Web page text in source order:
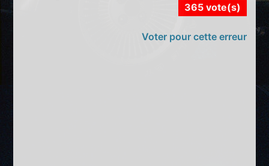
365 vote(s)
Voter pour cette erreur